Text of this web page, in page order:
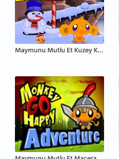
Maymunu Mutlu Et Kuzey Kutbu